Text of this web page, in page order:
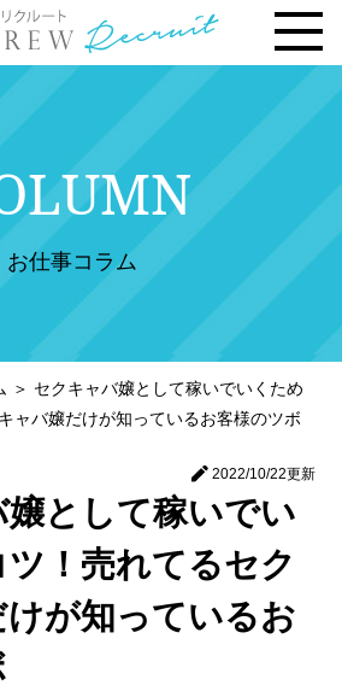
いて
ム
ラ店との違い
交換一切なし
較
較
較
お仕事コラム
＞ セクキャバ嬢として稼いでいくため
ャバ嬢だけが知っているお客様のツボ
2022/10/22更新
として稼いでい
ツ！売れてるセク
が知っているお